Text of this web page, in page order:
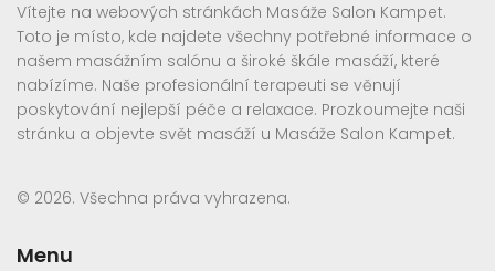
Vítejte na webových stránkách Masáže Salon Kampet.
Toto je místo, kde najdete všechny potřebné informace o
našem masážním salónu a široké škále masáží, které
nabízíme. Naše profesionální terapeuti se věnují
poskytování nejlepší péče a relaxace. Prozkoumejte naši
stránku a objevte svět masáží u Masáže Salon Kampet.
© 2026. Všechna práva vyhrazena.
Menu